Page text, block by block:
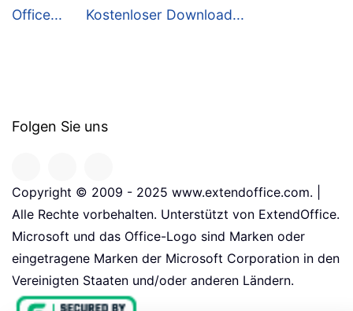
Office...
Kostenloser Download...
Folgen Sie uns
Copyright © 2009 - 2025 www.extendoffice.com. |
Alle Rechte vorbehalten. Unterstützt von ExtendOffice.
Microsoft und das Office-Logo sind Marken oder
eingetragene Marken der Microsoft Corporation in den
Vereinigten Staaten und/oder anderen Ländern.